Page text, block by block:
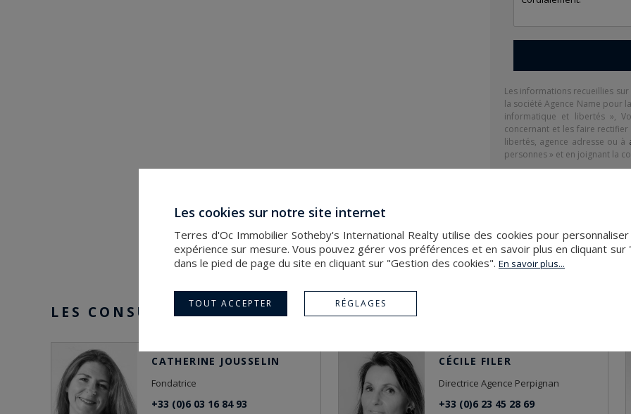
Les informations recueillies
la sociétéAgence Name pour
informatique et libertés »,
concernant et les faire rectifier
libertés, agence adresse ou à
personnes » et en joignant la
¹ Nous vous informons de
LES CONSULTANTS DE L'AGENCE
CATHERINE JOUSSELIN
Fondatrice
+33 (0)6 03 16 84 93
CÉCILE FILER
Directrice Agence Perpignan
+33 (0)6 23 45 28 69
Les cookies sur notre site internet
Terres d'Oc Immobilier Sotheby's International Realty utilise des cookies pour
expérience sur mesure. Vous pouvez gérer vos préférences et en savoir plus en cliquant
dans le pied de page du site en cliquant sur "Gestion des cookies". En savoir plus...
TOUT ACCEPTER RÉGLAGES